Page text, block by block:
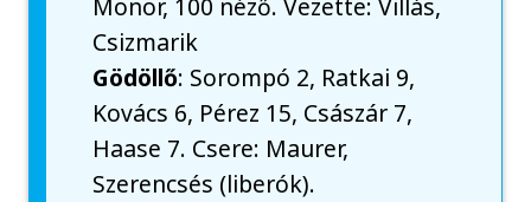
Monor, 100 néző. Vezette: Villás,
Csizmarik
Gödöllő: Sorompó 2, Ratkai 9,
Kovács 6, Pérez 15, Császár 7,
Haase 7. Csere: Maurer,
Szerencsés (liberók).